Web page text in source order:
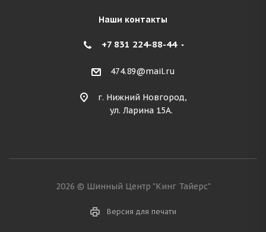
Наши контакты
+7 831 224-88-44
474.89@mail.ru
г. Нижний Новгород,
ул. Ларина 15А.
2026 © Шинный Центр "Кинг Тайерс"
Версия для печати